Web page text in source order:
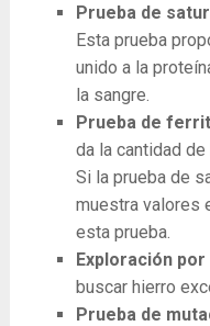
Prueba de
Esta prueba
unido a la
la sangre.
Prueba de
da la cantidad de
Si la prueba de
muestra valores
esta prueba.
Exploración
buscar hierro
Prueba de